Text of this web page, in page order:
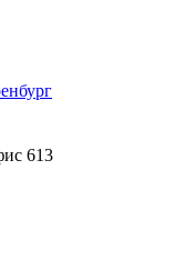
613